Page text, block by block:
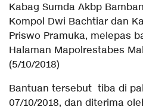
Kabag Sumda Akbp
Kompol Dwi Bachtiar dan
Priswo Pramuka, melepas
Halaman Mapolrestabes
(5/10/2018)
Bantuan tersebut tiba di
07/10/2018, dan diterima